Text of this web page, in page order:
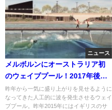
ニュース
メルボルンにオーストラリア初
のウェイブプール！2017年後半
にオープン予定
昨年から一気に盛り上がりを見せるように
なってきた人工的に波を発生させるウェイ
ブプール。昨年2015年にはイギリスのサ